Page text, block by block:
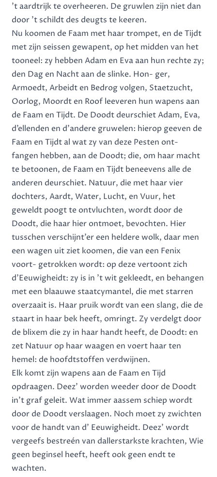
’t aardtrijk te overheeren. De gruwlen zijn niet dan
door ’t schildt des deugts te keeren.
Nu koomen de Faam met haar trompet, en de Tijdt
met zijn seissen gewapent, op het midden van het
tooneel: zy hebben Adam en Eva aan hun rechte zy;
den Dag en Nacht aan de slinke. Hon- ger,
Armoedt, Arbeidt en Bedrog volgen, Staetzucht,
Oorlog, Moordt en Roof leeveren hun wapens aan
de Faam en Tijdt. De Doodt deurschiet Adam, Eva,
d’ellenden en d’andere gruwelen: hierop geeven de
Faam en Tijdt al wat zy van deze Pesten ont-
fangen hebben, aan de Doodt; die, om haar macht
te betoonen, de Faam en Tijdt beneevens alle de
anderen deurschiet. Natuur, die met haar vier
dochters, Aardt, Water, Lucht, en Vuur, het
geweldt poogt te ontvluchten, wordt door de
Doodt, die haar hier ontmoet, bevochten. Hier
tusschen verschijnt’er een heldere wolk, daar men
een wagen uit ziet koomen, die van een Fenix
voort- getrokken wordt: op deze vertoont zich
d’Eeuwigheidt: zy is in ’t wit gekleedt, en behangen
met een blaauwe staatcymantel, die met starren
overzaait is. Haar pruik wordt van een slang, die de
staart in haar bek heeft, omringt. Zy verdelgt door
de blixem die zy in haar handt heeft, de Doodt: en
zet Natuur op haar waagen en voert haar ten
hemel: de hoofdtstoffen verdwijnen.
Elk komt zijn wapens aan de Faam en Tijd
opdraagen. Deez’ worden weeder door de Doodt
in’t graf geleit. Wat immer aassem schiep wordt
door de Doodt verslaagen. Noch moet zy zwichten
voor de handt van d’ Eeuwigheidt. Deez’ wordt
vergeefs bestreén van dallerstarkste krachten, Wie
geen beginsel heeft, heeft ook geen endt te
wachten.